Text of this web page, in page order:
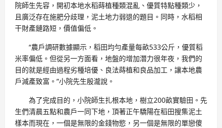
院師生先容，開初本地水稻蒔植種類混亂、優質特點種類少，
且廣泛存在施肥分歧理，泥土地力弱退的題目。同時，水稻相
干財產鏈路短，價值偏低。
“農戶調研數據顯示，稻田均勻產量每畝533公斤，優質稻
米率偏低。但從另一方面看，地盤的增加潛力很年夜，我們的
目的就是經由過程劣種培優、良法蒔植和良品加工，讓本地農
戶減產致富。”小院先生殷瀧說。
為了完成目的，小院師生扎根本地，樹立200畝實驗田。先
生們清晨五點和農戶一同下地，頂著正午驕陽在稻田搜集泥土
樣本而現在，一個是無限的金錢物慾，另一個是無限的單戀傻